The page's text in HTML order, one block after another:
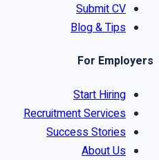
Submit CV
Blog & Tips
For Employers
Start Hiring
Recruitment Services
Success Stories
About Us